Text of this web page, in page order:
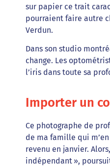
sur papier ce trait
pourraient faire autre
Verdun.
Dans son studio
change. Les
l’iris dans toute sa
Importer un
Ce photographe de
de ma famille qui
revenu en janvier.
indépendant »,